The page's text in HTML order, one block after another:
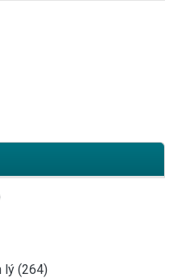
lý (264)